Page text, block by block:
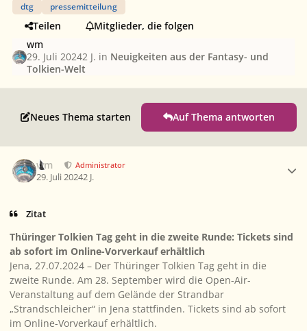
dtg pressemitteilung
Teilen
Mitglieder, die folgen
wm
29. Juli 20242 J. in Neuigkeiten aus der Fantasy- und
Tolkien-Welt
Neues Thema starten Auf Thema antworten
wm Administrator
29. Juli 20242 J.
Zitat
Thüringer Tolkien Tag geht in die zweite Runde: Tickets sind
ab sofort im Online-Vorverkauf erhältlich
Jena, 27.07.2024 – Der Thüringer Tolkien Tag geht in die
zweite Runde. Am 28. September wird die Open-Air-
Veranstaltung auf dem Gelände der Strandbar
„Strandschleicher“ in Jena stattfinden. Tickets sind ab sofort
im Online-Vorverkauf erhältlich.